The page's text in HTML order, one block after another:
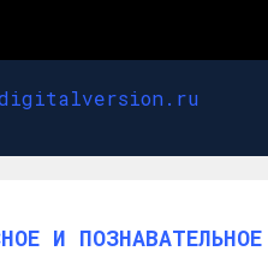
И ПОЗНАВАТЕЛЬНОЕ